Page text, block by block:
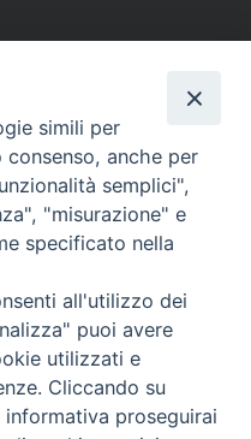
varie necessità:
simili per
anche per
semplici",
"misurazione" e
specificato nella
all'utilizzo dei
puoi avere
utilizzati e
Cliccando su
proseguirai